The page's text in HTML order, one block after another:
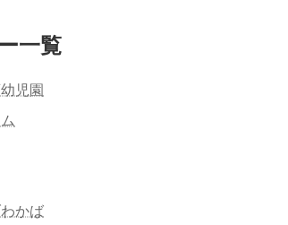
一覧
児園
かば